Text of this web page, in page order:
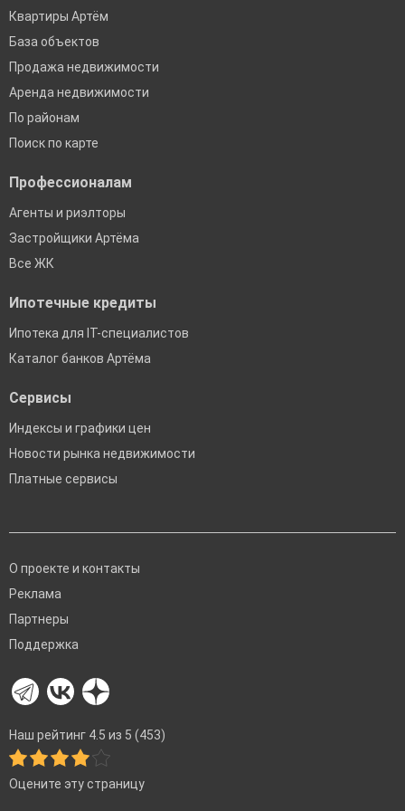
Квартиры Артём
База объектов
Продажа недвижимости
Аренда недвижимости
По районам
Поиск по карте
Профессионалам
Агенты и риэлторы
Застройщики Артёма
Все ЖК
Ипотечные кредиты
Ипотека для IT-специалистов
Каталог банков Артёма
Сервисы
Индексы и графики цен
Новости рынка недвижимости
Платные сервисы
О проекте и контакты
Реклама
Партнеры
Поддержка
Наш рейтинг 4.5 из 5 (453)
Оцените эту страницу